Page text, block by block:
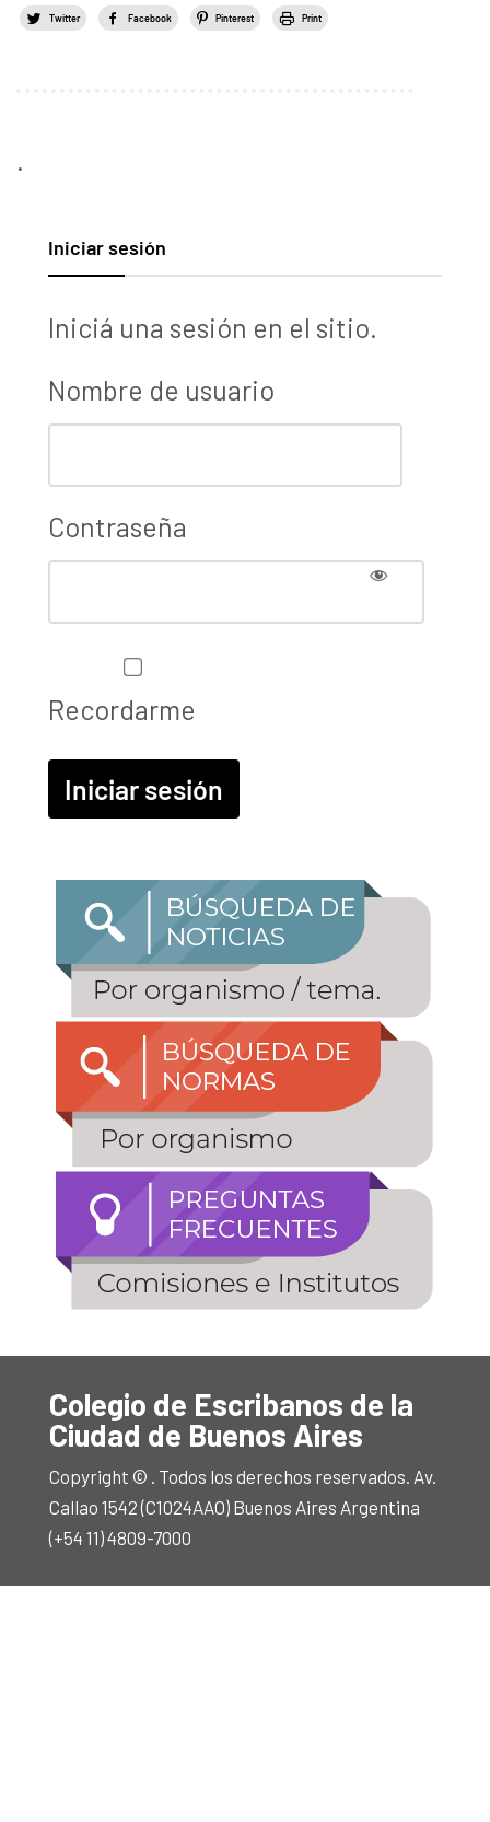
Twitter Facebook Pinterest Print
.
Iniciar sesión
Iniciá una sesión en el sitio.
Nombre de usuario
Contraseña
Recordarme
Colegio de Escribanos de la
Ciudad de Buenos Aires
Copyright © . Todos los derechos reservados. Av.
Callao 1542 (C1024AAO) Buenos Aires Argentina
(+54 11) 4809-7000